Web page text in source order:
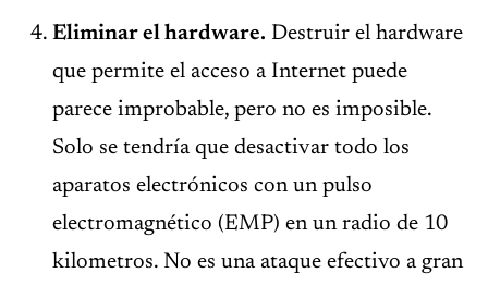
Eliminar el hardware. Destruir el hardware
que permite el acceso a Internet puede
parece improbable, pero no es imposible.
Solo se tendría que desactivar todo los
aparatos electrónicos con un pulso
electromagnético (EMP) en un radio de 10
kilometros. No es una ataque efectivo a gran